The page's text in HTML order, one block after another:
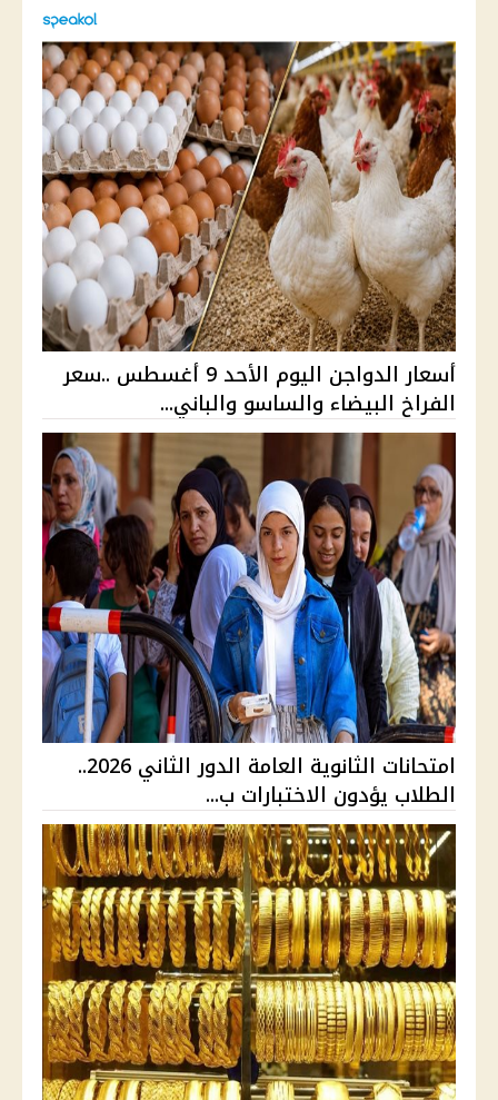
أسعار الدواجن اليوم الأحد 9 أغسطس ..سعر
الفراخ البيضاء والساسو والباني...
امتحانات الثانوية العامة الدور الثاني 2026..
الطلاب يؤدون الاختبارات ب...